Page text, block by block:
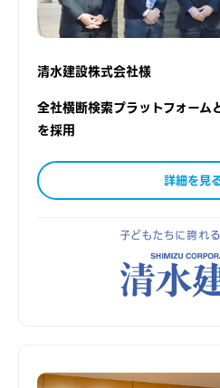
清水建設株式会社様
全社横断検索プラットフォーム
を採用
詳細を見